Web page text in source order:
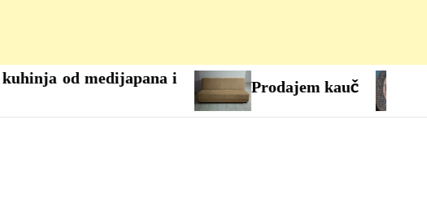
medijapana i
Prodajem kauč Okrugli